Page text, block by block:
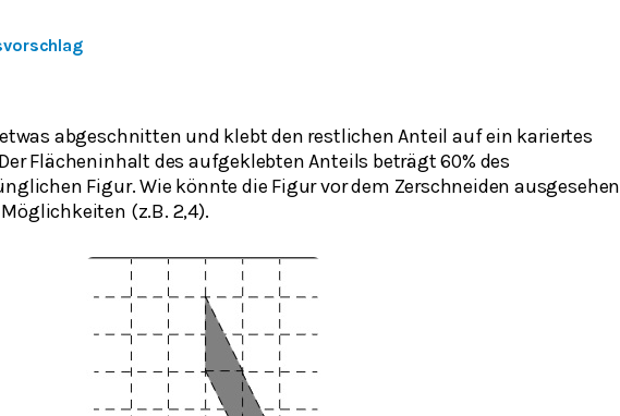
abgeschnitten und klebt den restlichen Anteil auf ein kariertes
Flächeninhalt des aufgeklebten Anteils beträgt 60% des
Figur. Wie könnte die Figur vor dem Zerschneiden ausgesehen
(z.B. 2,4).